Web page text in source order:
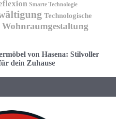
Smarte Technologie
Technologische
Wohnraumgestaltung
von Hasena: Stilvoller
dein Zuhause